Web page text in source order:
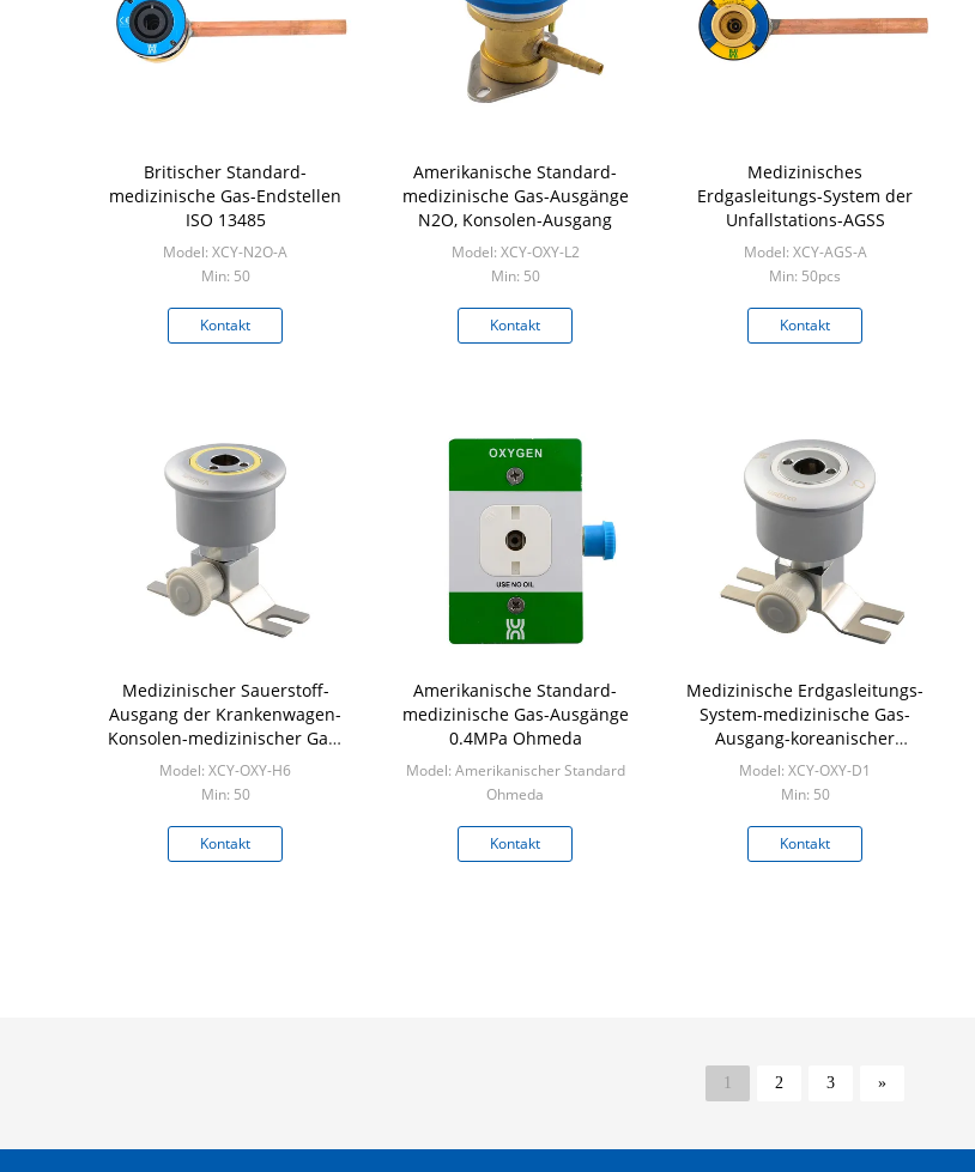
Britischer Standard-
medizinische Gas-Endstellen
ISO 13485
Model: XCY-N2O-A
Min: 50
Kontakt
Amerikanische Standard-
medizinische Gas-Ausgänge
N2O, Konsolen-Ausgang
Model: XCY-OXY-L2
Min: 50
Kontakt
Medizinisches
Erdgasleitungs-System der
Unfallstations-AGSS
Model: XCY-AGS-A
Min: 50pcs
Kontakt
Medizinischer Sauerstoff-
Ausgang der Krankenwagen-
Konsolen-medizinischer Gas-
Ausgang-0.6MPa M14
Model: XCY-OXY-H6
Min: 50
Kontakt
Amerikanische Standard-
medizinische Gas-Ausgänge
0.4MPa Ohmeda
Model: Amerikanischer Standard
Ohmeda
Kontakt
Medizinische Erdgasleitungs-
System-medizinische Gas-
Ausgang-koreanischer
Standard
Model: XCY-OXY-D1
Min: 50
Kontakt
1 2 3 »